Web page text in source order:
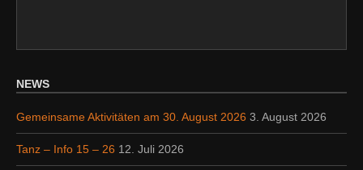
NEWS
Gemeinsame Aktivitäten am 30. August 2026 3. August 2026
Tanz – Info 15 – 26 12. Juli 2026